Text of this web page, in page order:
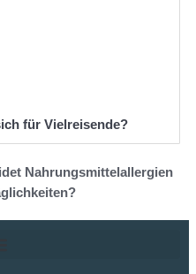
für Vielreisende?
Nahrungsmittelallergien